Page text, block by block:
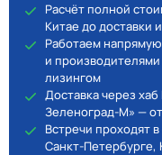
Расчёт полной
Китае до доставки
Работаем
и
лизингом
Доставка через
Зеленоград-М» —
Встречи проходят
Санкт-Петербурге,